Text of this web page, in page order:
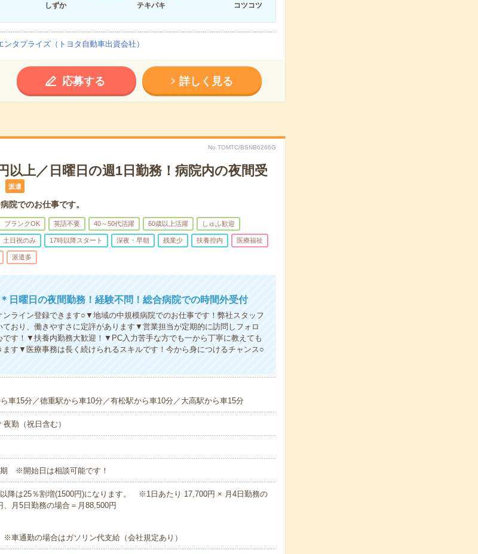
しずか
テキパキ
コツコツ
ンタプライズ（トヨタ自動車出資会社）
応募する 詳しく見る
No.TOMTC/BSNB6266G
以上／日曜日の週1日勤務！病院内の夜間受
派遣
院でのお仕事です。
ブランクOK 英語不要 40～50代活躍 60歳以上活躍 しゅふ歓迎
土日祝のみ 17時以降スタート 深夜・早朝 残業少 扶養控内 医療福祉
派遣多
日曜日の夜間勤務！経験不問！総合病院での時間外受付
ンライン登録できます○▼地域の中規模病院でのお仕事です！弊社スタッフ
ており、働きやすさに定評があります▼営業担当が定期的に訪問しフォロ
です！▼扶養内勤務大歓迎！▼PC入力苦手な方でも一から丁寧に教えても
ます▼医療事務は長く続けられるスキルです！今から身につけるチャンス○
車15分／徳重駅から車10分／有松駅から車10分／大高駅から車15分
勤（祝日含む）
※開始日は相談可能です！
降は25％割増(1500円)になります。 ※1日あたり 17,700円 × 月4日勤務の
、月5日勤務の場合＝月88,500円
車通勤の場合はガソリン代支給（会社規定あり）